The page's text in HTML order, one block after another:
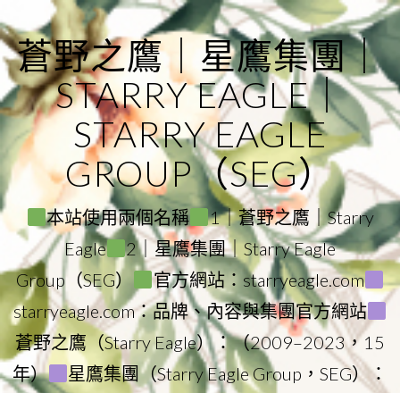
to
content
蒼野之鷹｜星鷹集團｜
STARRY EAGLE｜
STARRY EAGLE
GROUP（SEG）
本站使用兩個名稱
1｜蒼野之鷹｜Starry
Eagle
2｜星鷹集團｜Starry Eagle
Group（SEG）
官方網站：starryeagle.com
starryeagle.com：品牌、內容與集團官方網站
蒼野之鷹（Starry Eagle）：（2009–2023，15
年）
星鷹集團（Starry Eagle Group，SEG）：